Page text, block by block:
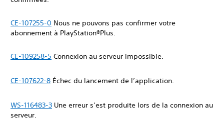
CE-107255-0 Nous ne pouvons pas confirmer votre
abonnement à PlayStation®Plus.
CE-109258-5 Connexion au serveur impossible.
CE-107622-8 Échec du lancement de l’application.
WS-116483-3 Une erreur s’est produite lors de la connexion au
serveur.